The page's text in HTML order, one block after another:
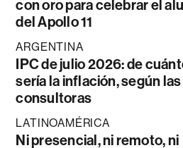
con oro para celebrar el
del Apollo 11
ARGENTINA
IPC de julio 2026: de
sería la inflación, según las
consultoras
LATINOAMÉRICA
Ni presencial, ni remoto, ni